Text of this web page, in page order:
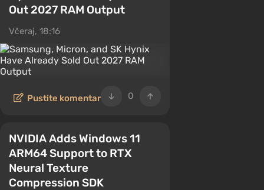
Out 2027 RAM Output
Včeraj, 18:16
0
Pustite komentar
NVIDIA Adds Windows 11
ARM64 Support to RTX
Neural Texture
Compression SDK